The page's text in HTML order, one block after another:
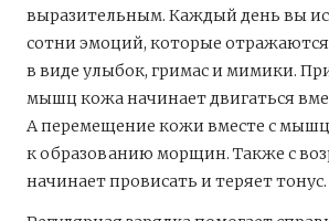
выразительным. Каждый день вы
сотни эмоций, которые
в виде улыбок, гримас и мимики.
мышц кожа начинает двигаться
А перемещение кожи вместе с
к образованию морщин. Также с
начинает провисать и теряет тонус.